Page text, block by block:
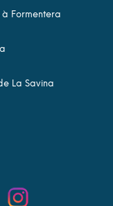
Formentera
La Savina